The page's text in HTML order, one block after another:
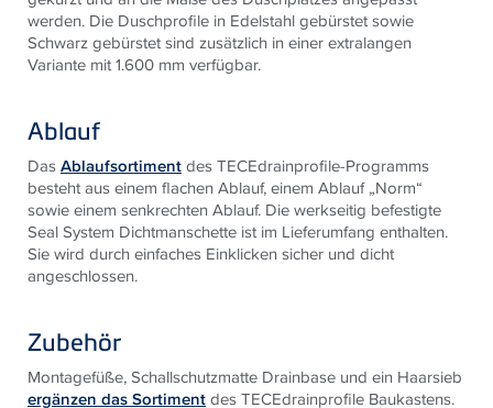
werden. Die Duschprofile in Edelstahl gebürstet sowie
Schwarz gebürstet sind zusätzlich in einer extralangen
Variante mit 1.600 mm verfügbar.
Ablauf
DasAblaufsortimentdes TECEdrainprofile-Programms
besteht aus einem flachen Ablauf, einem Ablauf „Norm“
sowie einem senkrechten Ablauf. Die werkseitig befestigte
Seal System Dichtmanschette ist im Lieferumfang enthalten.
Sie wird durch einfaches Einklicken sicher und dicht
angeschlossen.
Zubehör
Montagefüße, Schallschutz­matte Drainbase und ein Haarsieb
ergänzen das Sortimentdes TECEdrainprofile Baukastens.